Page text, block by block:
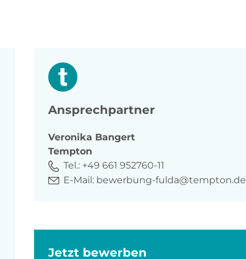
Ansprechpartner
Veronika Bangert
Tempton
Tel.: +49 661 952760-11
E-Mail: bewerbung-fulda@tempton.de
Jetzt bewerben